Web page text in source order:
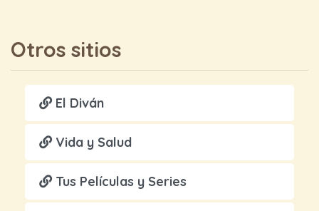
Otros sitios
El Diván
Vida y Salud
Tus Películas y Series